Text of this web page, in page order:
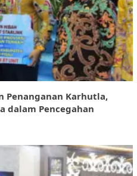
Penanganan Karhutla,
dalam Pencegahan